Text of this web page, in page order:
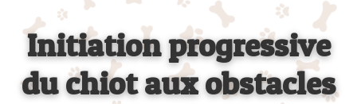
Initiation progressive
du chiot aux obstacles